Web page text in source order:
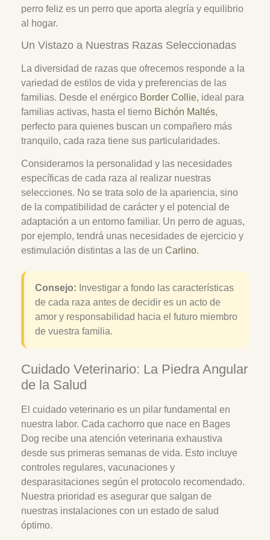
perro feliz es un perro que aporta alegría y equilibrio
al hogar.
Un Vistazo a Nuestras Razas Seleccionadas
La diversidad de razas que ofrecemos responde a la
variedad de estilos de vida y preferencias de las
familias. Desde el enérgico Border Collie, ideal para
familias activas, hasta el tierno Bichón Maltés,
perfecto para quienes buscan un compañero más
tranquilo, cada raza tiene sus particularidades.
Consideramos la personalidad y las necesidades
específicas de cada raza al realizar nuestras
selecciones. No se trata solo de la apariencia, sino
de la compatibilidad de carácter y el potencial de
adaptación a un entorno familiar. Un perro de aguas,
por ejemplo, tendrá unas necesidades de ejercicio y
estimulación distintas a las de un Carlino.
Consejo: Investigar a fondo las características
de cada raza antes de decidir es un acto de
amor y responsabilidad hacia el futuro miembro
de vuestra familia.
Cuidado Veterinario: La Piedra Angular
de la Salud
El cuidado veterinario es un pilar fundamental en
nuestra labor. Cada cachorro que nace en Bages
Dog recibe una atención veterinaria exhaustiva
desde sus primeras semanas de vida. Esto incluye
controles regulares, vacunaciones y
desparasitaciones según el protocolo recomendado.
Nuestra prioridad es asegurar que salgan de
nuestras instalaciones con un estado de salud
óptimo.